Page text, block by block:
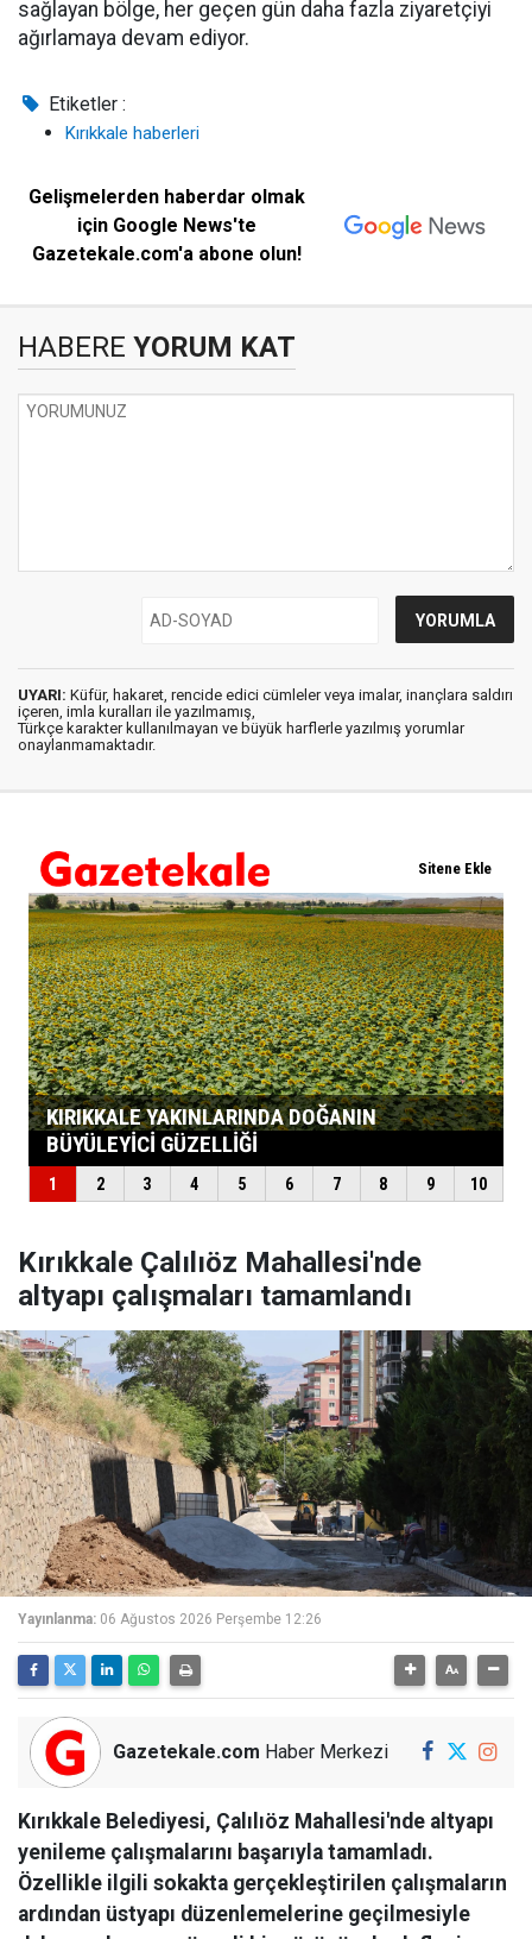
sağlayan bölge, her geçen gün daha fazla ziyaretçiyi
ağırlamaya devam ediyor.
Etiketler :
Kırıkkale haberleri
Gelişmelerden haberdar olmak
için Google News'te
Gazetekale.com'a abone olun!
HABERE YORUM KAT
UYARI: Küfür, hakaret, rencide edici cümleler veya imalar, inançlara saldırı
içeren, imla kuralları ile yazılmamış,
Türkçe karakter kullanılmayan ve büyük harflerle yazılmış yorumlar
onaylanmamaktadır.
Kırıkkale Çalılıöz Mahallesi'nde
altyapı çalışmaları tamamlandı
Yayınlanma: 06 Ağustos 2026 Perşembe 12:26
Gazetekale.com Haber Merkezi
Kırıkkale Belediyesi, Çalılıöz Mahallesi'nde altyapı
yenileme çalışmalarını başarıyla tamamladı.
Özellikle ilgili sokakta gerçekleştirilen çalışmaların
ardından üstyapı düzenlemelerine geçilmesiyle